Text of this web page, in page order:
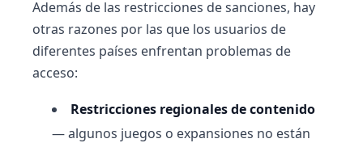
Además de las restricciones de sanciones, hay
otras razones por las que los usuarios de
diferentes países enfrentan problemas de
acceso:
Restricciones regionales de contenido
— algunos juegos o expansiones no están